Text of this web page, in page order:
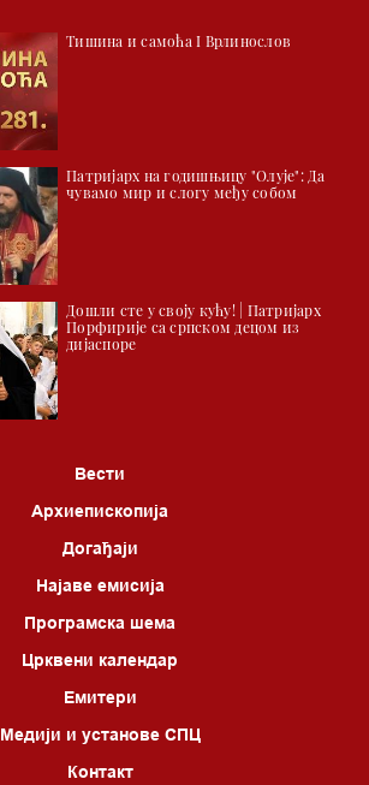
Тишина и самоћа I Врлинослов
Патријарх на годишњицу "Олује": Да
чувамо мир и слогу међу собом
Дошли сте у своју кућу! | Патријарх
Порфирије са српском децом из
дијаспоре
Вести
Архиепископија
Догађаји
Најаве емисија
Програмска шема
Црквени календар
Емитери
Медији и установе СПЦ
Контакт